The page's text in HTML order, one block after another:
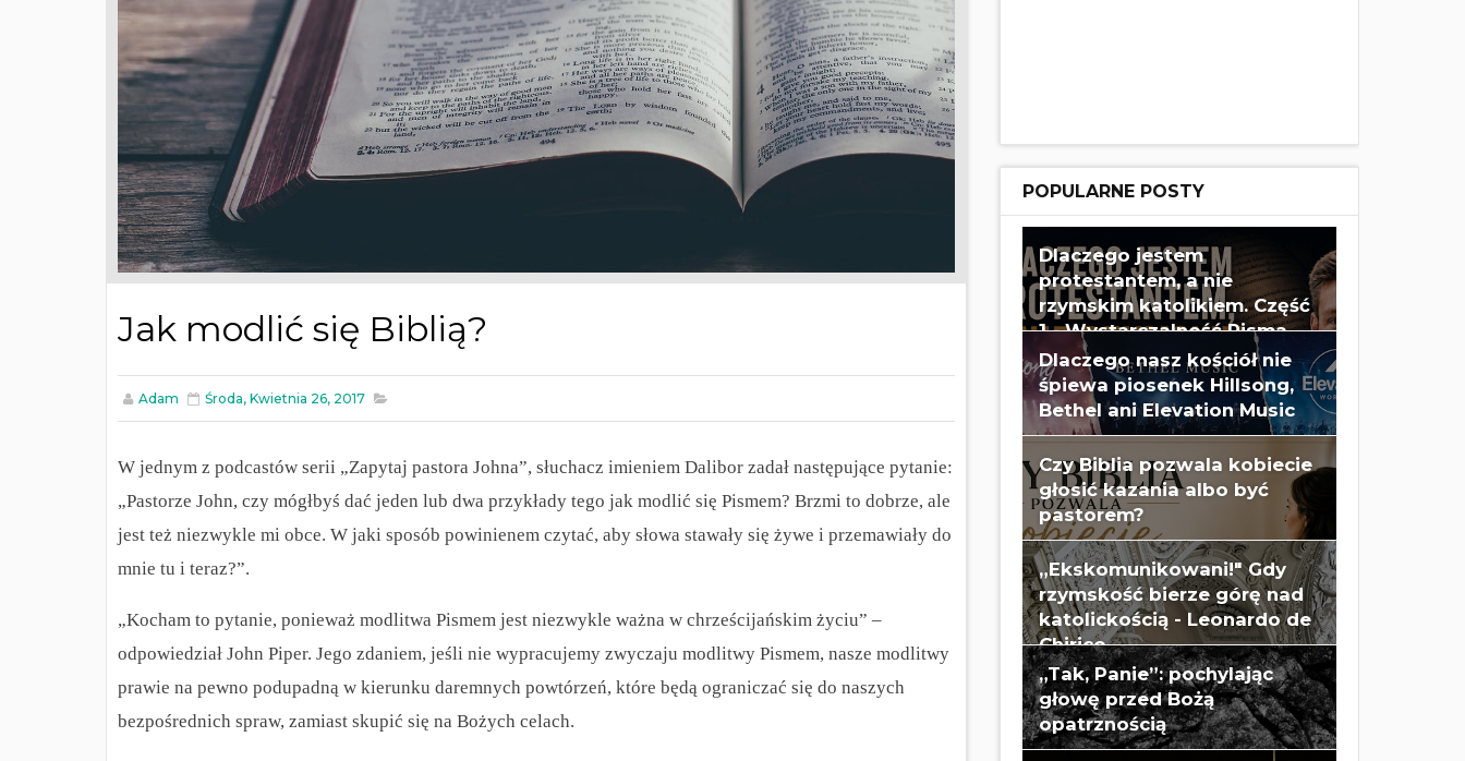
Jak modlić się Biblią?
Adam Środa, Kwietnia 26, 2017
W jednym z podcastów serii „Zapytaj pastora Johna”, słuchacz imieniem Dalibor zadał następujące pytanie:
„Pastorze John, czy mógłbyś dać jeden lub dwa przykłady tego jak modlić się Pismem? Brzmi to dobrze, ale
jest też niezwykle mi obce. W jaki sposób powinienem czytać, aby słowa stawały się żywe i przemawiały do
mnie tu i teraz?”.
„Kocham to pytanie, ponieważ modlitwa Pismem jest niezwykle ważna w chrześcijańskim życiu” –
odpowiedział John Piper. Jego zdaniem, jeśli nie wypracujemy zwyczaju modlitwy Pismem, nasze modlitwy
prawie na pewno podupadną w kierunku daremnych powtórzeń, które będą ograniczać się do naszych
bezpośrednich spraw, zamiast skupić się na Bożych celach.
POPULARNE POSTY
Dlaczego jestem
protestantem, a nie
rzymskim katolikiem. Część
1 - Wystarczalność Pisma
Świętego - Wes Huff
Dlaczego nasz kościół nie
śpiewa piosenek Hillsong,
Bethel ani Elevation Music
Czy Biblia pozwala kobiecie
głosić kazania albo być
pastorem?
„Ekskomunikowani!" Gdy
rzymskość bierze górę nad
katolickością - Leonardo de
Chirico
„Tak, Panie”: pochylając
głowę przed Bożą
opatrznością